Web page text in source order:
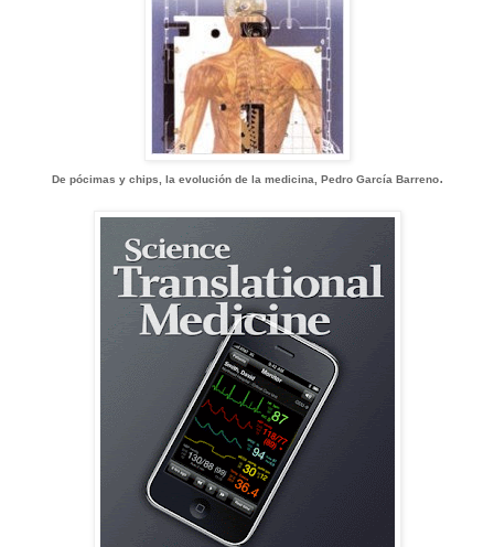
De pócimas y chips, la evolución de la medicina, Pedro García Barreno.